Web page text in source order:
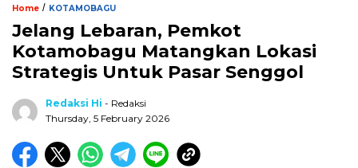
Home / KOTAMOBAGU
Jelang Lebaran, Pemkot
Kotamobagu Matangkan Lokasi
Strategis Untuk Pasar Senggol
Redaksi Hi - Redaksi
Thursday, 5 February 2026